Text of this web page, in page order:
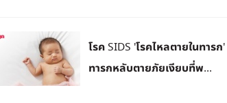
โรค SIDS 'โรคไหลตายในทารก'
ทารกหลับตายภัยเงียบที่พ...